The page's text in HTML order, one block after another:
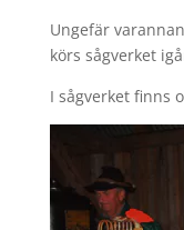
Ungefär
körs sågverket
I sågverket finns